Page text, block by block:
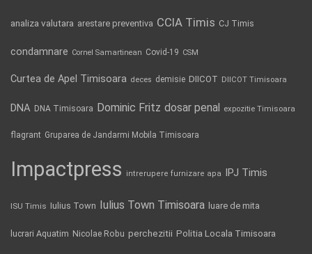
analiza valutara arestare preventiva CCIA Timis CJ Timis
condamnare Cornel Samartinean Covid-19 CSM
Curtea de Apel Timisoara deces demisie DIICOT DIICOT Timisoara
DNA DNA Timisoara Dominic Fritz dosar penal expozitie Timisoara
flagrant Gruparea de Jandarmi Mobila Timisoara
Impactpress intrerupere furnizare apa IPJ Timis
ISU Timis Iulius Town Iulius Town Timisoara luare de mita
lucrari Aquatim Nicolae Robu perchezitii Politia Locala Timisoara